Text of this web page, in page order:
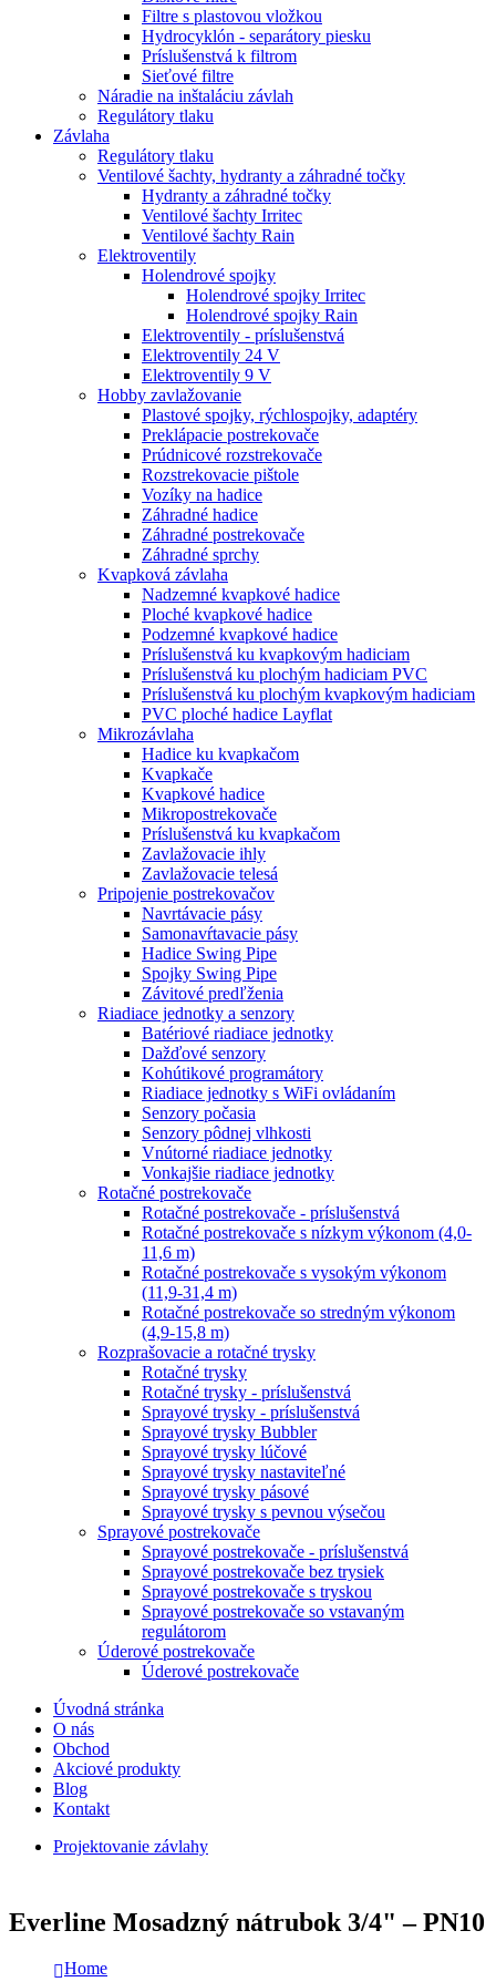
Filtre s plastovou vložkou
Hydrocyklón - separátory piesku
Príslušenstvá k filtrom
Sieťové filtre
Náradie na inštaláciu závlah
Regulátory tlaku
Závlaha
Regulátory tlaku
Ventilové šachty, hydranty a záhradné točky
Hydranty a záhradné točky
Ventilové šachty Irritec
Ventilové šachty Rain
Elektroventily
Holendrové spojky
Holendrové spojky Irritec
Holendrové spojky Rain
Elektroventily - príslušenstvá
Elektroventily 24 V
Elektroventily 9 V
Hobby zavlažovanie
Plastové spojky, rýchlospojky, adaptéry
Preklápacie postrekovače
Prúdnicové rozstrekovače
Rozstrekovacie pištole
Vozíky na hadice
Záhradné hadice
Záhradné postrekovače
Záhradné sprchy
Kvapková závlaha
Nadzemné kvapkové hadice
Ploché kvapkové hadice
Podzemné kvapkové hadice
Príslušenstvá ku kvapkovým hadiciam
Príslušenstvá ku plochým hadiciam PVC
Príslušenstvá ku plochým kvapkovým hadiciam
PVC ploché hadice Layflat
Mikrozávlaha
Hadice ku kvapkačom
Kvapkače
Kvapkové hadice
Mikropostrekovače
Príslušenstvá ku kvapkačom
Zavlažovacie ihly
Zavlažovacie telesá
Pripojenie postrekovačov
Navrtávacie pásy
Samonavŕtavacie pásy
Hadice Swing Pipe
Spojky Swing Pipe
Závitové predľženia
Riadiace jednotky a senzory
Batériové riadiace jednotky
Dažďové senzory
Kohútikové programátory
Riadiace jednotky s WiFi ovládaním
Senzory počasia
Senzory pôdnej vlhkosti
Vnútorné riadiace jednotky
Vonkajšie riadiace jednotky
Rotačné postrekovače
Rotačné postrekovače - príslušenstvá
Rotačné postrekovače s nízkym výkonom (4,0-
11,6 m)
Rotačné postrekovače s vysokým výkonom
(11,9-31,4 m)
Rotačné postrekovače so stredným výkonom
(4,9-15,8 m)
Rozprašovacie a rotačné trysky
Rotačné trysky
Rotačné trysky - príslušenstvá
Sprayové trysky - príslušenstvá
Sprayové trysky Bubbler
Sprayové trysky lúčové
Sprayové trysky nastaviteľné
Sprayové trysky pásové
Sprayové trysky s pevnou výsečou
Sprayové postrekovače
Sprayové postrekovače - príslušenstvá
Sprayové postrekovače bez trysiek
Sprayové postrekovače s tryskou
Sprayové postrekovače so vstavaným
regulátorom
Úderové postrekovače
Úderové postrekovače
Úvodná stránka
O nás
Obchod
Akciové produkty
Blog
Kontakt
Projektovanie závlahy
Everline Mosadzný nátrubok 3/4" – PN10
Home